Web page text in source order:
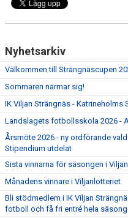
Nyhetsarkiv
Välkommen till Strängnäscupen
Sommaren närmar sig!
IK Viljan Strängnäs - Katrineholms
Landslagets fotbollsskola 2026 -
Årsmöte 2026 - ny ordförande
Stipendium utdelat
Sista vinnarna för säsongen i
Månadens vinnare i Viljanlotteriet
Bli stödmedlem i IK Viljan
fotboll och få fri entré hela